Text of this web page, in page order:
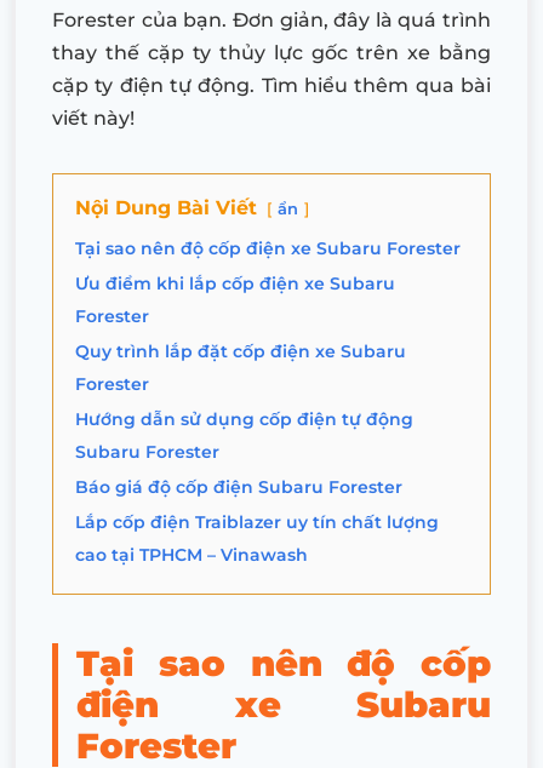
Forester của bạn. Đơn giản, đây là quá trình
thay thế cặp ty thủy lực gốc trên xe bằng
cặp ty điện tự động. Tìm hiểu thêm qua bài
viết này!
Nội Dung Bài Viết ẩn
Tại sao nên độ cốp điện xe Subaru Forester
Ưu điểm khi lắp cốp điện xe Subaru
Forester
Quy trình lắp đặt cốp điện xe Subaru
Forester
Hướng dẫn sử dụng cốp điện tự động
Subaru Forester
Báo giá độ cốp điện Subaru Forester
Lắp cốp điện Traiblazer uy tín chất lượng
cao tại TPHCM – Vinawash
Tại sao nên độ cốp
điện xe Subaru
Forester